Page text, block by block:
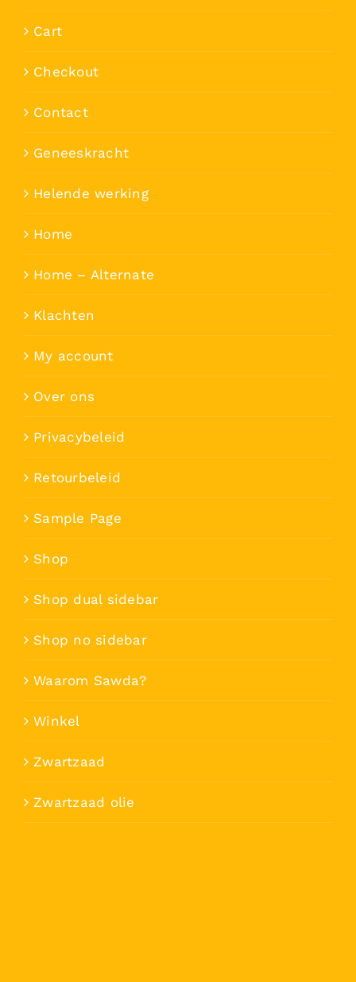
Cart
Checkout
Contact
Geneeskracht
Helende werking
Home
Home – Alternate
Klachten
My account
Over ons
Privacybeleid
Retourbeleid
Sample Page
Shop
Shop dual sidebar
Shop no sidebar
Waarom Sawda?
Winkel
Zwartzaad
Zwartzaad olie